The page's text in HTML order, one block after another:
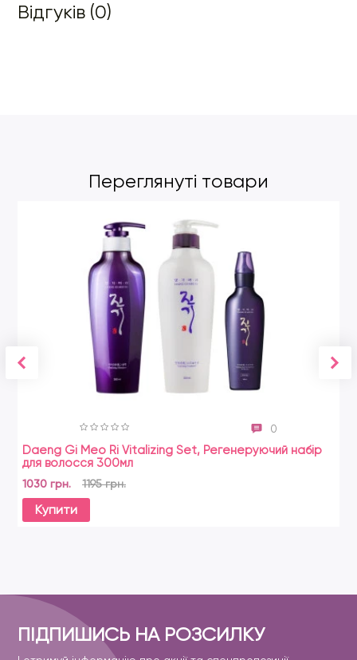
Відгуків (0)
Переглянуті товари
0
Daeng Gi Meo Ri Vitalizing Set, Регенеруючий набір
для волосся 300мл
1030 грн. 1195 грн.
Купити
ПІДПИШИСЬ НА РОЗСИЛКУ